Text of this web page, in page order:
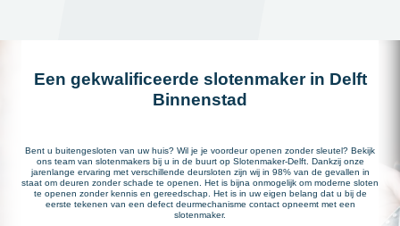
Een gekwalificeerde slotenmaker in Delft
Binnenstad
Bent u buitengesloten van uw huis? Wil je je voordeur openen zonder sleutel? Bekijk
ons team van slotenmakers bij u in de buurt op Slotenmaker-Delft. Dankzij onze
jarenlange ervaring met verschillende deursloten zijn wij in 98% van de gevallen in
staat om deuren zonder schade te openen. Het is bijna onmogelijk om moderne sloten
te openen zonder kennis en gereedschap. Het is in uw eigen belang dat u bij de
eerste tekenen van een defect deurmechanisme contact opneemt met een
slotenmaker.